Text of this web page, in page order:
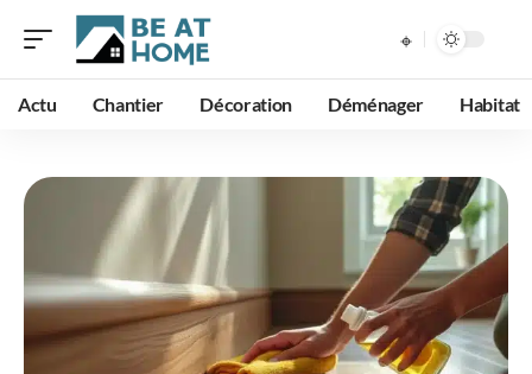
Actu Chantier Décoration Déménager Habitat